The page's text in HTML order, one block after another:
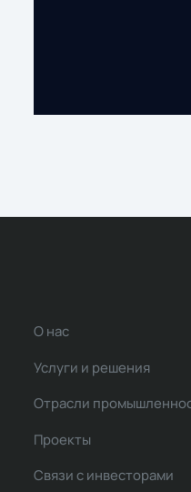
О нас
Услуги и решения
Отрасли
Проекты
Связи с инвесторами